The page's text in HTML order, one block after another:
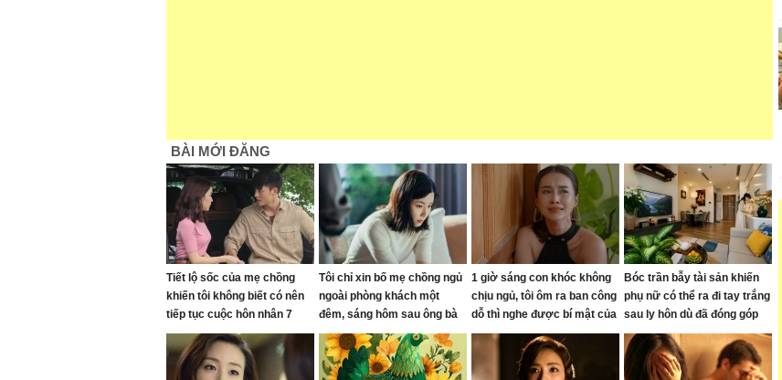
BÀI MỚI ĐĂNG
Tiết lộ sốc của mẹ chồng
khiến tôi không biết có nên
tiếp tục cuộc hôn nhân 7
năm nữa hay không
Tôi chỉ xin bố mẹ chồng ngủ
ngoài phòng khách một
đêm, sáng hôm sau ông bà
xách đồ về quê, tôi sai ở
đâu?
1 giờ sáng con khóc không
chịu ngủ, tôi ôm ra ban công
dỗ thì nghe được bí mật của
chồng
Bóc trần bẫy tài sản khiến
phụ nữ có thể ra đi tay trắng
sau ly hôn dù đã đóng góp
rất nhiều